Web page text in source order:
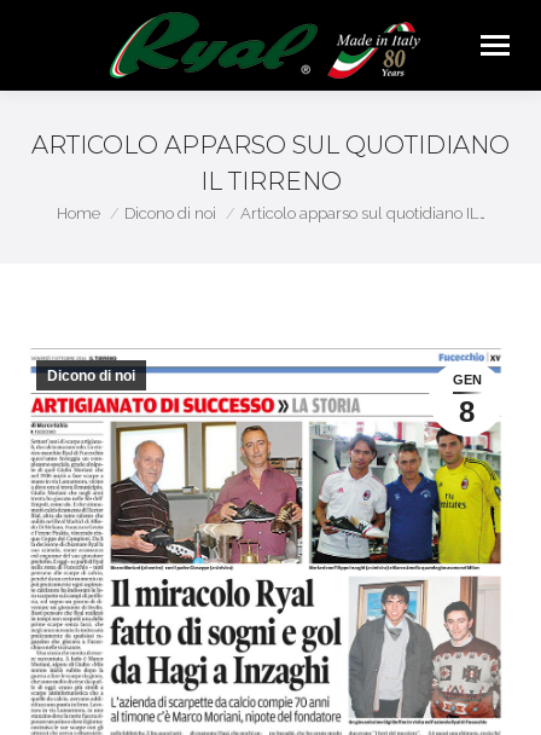
ARTICOLO APPARSO SUL QUOTIDIANO
IL TIRRENO
You are here:
Home Dicono di noi Articolo apparso sul quotidiano IL…
GEN
8
Dicono di noi